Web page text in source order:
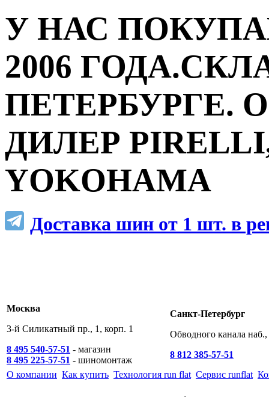
У НАС
2006
ПЕТЕРБУРГЕ.
ДИЛЕР
YOKOHAMA
Доставка шин от 1 шт. в
Москва
3-й Силикатный пр., 1, корп. 1
8 495 540-57-51 - магазин
8 495 225-57-51 - шиномонтаж
Санкт-Петербург
Обводного канала
8 812 385-57-51
О компании Как купить Технология run flat Сервис runflat